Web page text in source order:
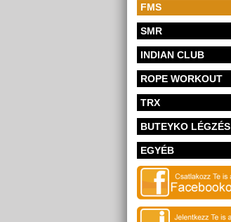
FMS
SMR
INDIAN CLUB
ROPE WORKOUT
TRX
BUTEYKO LÉGZÉS
EGYÉB